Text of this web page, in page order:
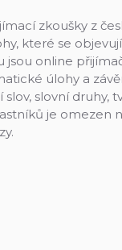
zkoušky z
které se
jsou online
úlohy a
slovní druhy,
je omezen